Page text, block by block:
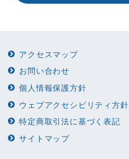
アクセスマップ
お問い合わせ
個人情報保護方針
ウェブアクセシビリティ方針
特定商取引法に基づく表記
サイトマップ